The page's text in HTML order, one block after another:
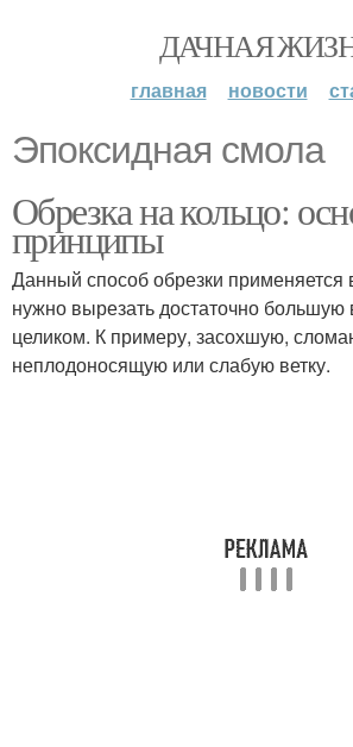
ДАЧНАЯ
главная новости
Эпоксидная смола
Обрезка на кольцо:
принципы
Данный способ обрезки применяется
нужно вырезать достаточно большую
целиком. К примеру, засохшую,
неплодоносящую или слабую ветку.